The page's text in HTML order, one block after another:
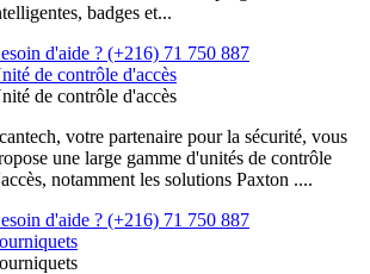
badges et...
d'aide ? (+216) 71 750 887
de contrôle d'accès
de contrôle d'accès
votre partenaire pour la sécurité, vous
une large gamme d'unités de contrôle
notamment les solutions Paxton ....
d'aide ? (+216) 71 750 887